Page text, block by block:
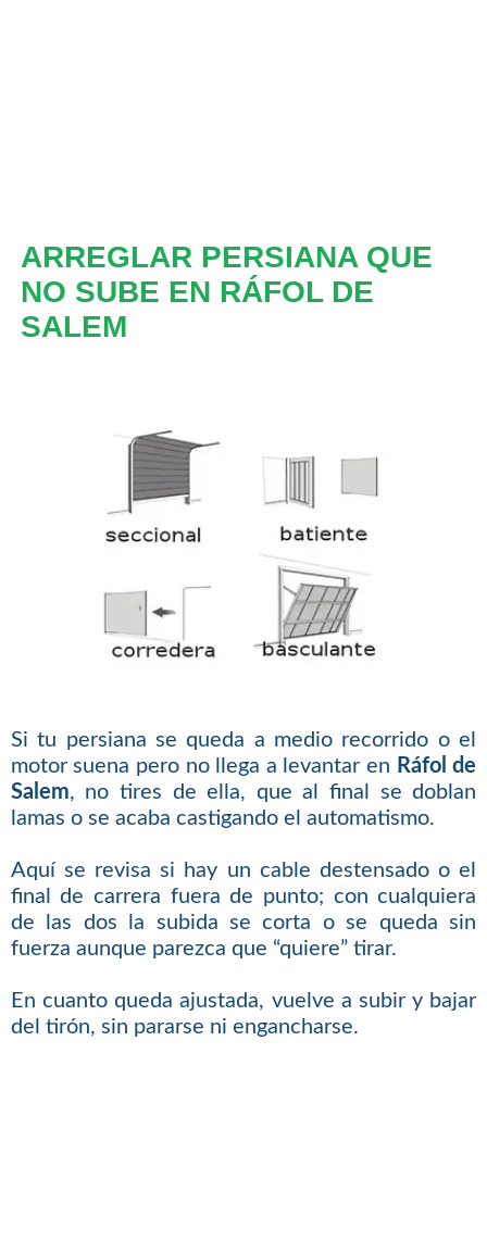
ARREGLAR PERSIANA QUE
NO SUBE EN RÁFOL DE
SALEM
Si tu persiana se queda a medio recorrido o el
motor suena pero no llega a levantar en Ráfol de
Salem, no tires de ella, que al final se doblan
lamas o se acaba castigando el automatismo.
Aquí se revisa si hay un cable destensado o el
final de carrera fuera de punto; con cualquiera
de las dos la subida se corta o se queda sin
fuerza aunque parezca que “quiere” tirar.
En cuanto queda ajustada, vuelve a subir y bajar
del tirón, sin pararse ni engancharse.